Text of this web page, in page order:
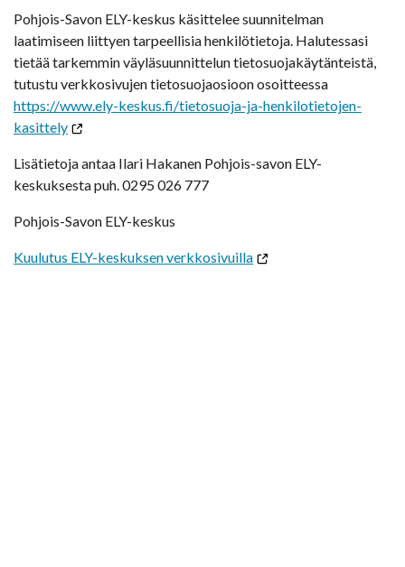
Pohjois-Savon ELY-keskus käsittelee suunnitelman
laatimiseen liittyen tarpeellisia henkilötietoja. Halutessasi
tietää tarkemmin väyläsuunnittelun tietosuojakäytänteistä,
tutustu verkkosivujen tietosuojaosioon osoitteessa
https://www.ely-keskus.fi/tietosuoja-ja-henkilotietojen-
kasittely
Lisätietoja antaa Ilari Hakanen Pohjois-savon ELY-
keskuksesta puh. 0295 026 777
Pohjois-Savon ELY-keskus
Kuulutus ELY-keskuksen verkkosivuilla